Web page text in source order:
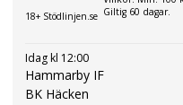
18+ Stödlinjen.se Giltig 60 dagar.
Idag kl 12:00
Hammarby IF
BK Häcken